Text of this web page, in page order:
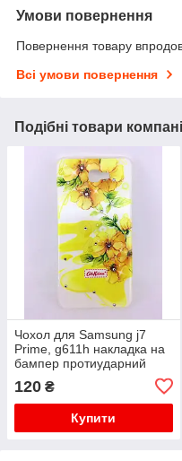
Умови повернення
Повернення товару
Всі умови повернення
Подібні товари
Чохол для Samsung j7
Prime, g611h накладка на
бампер протиударний
120 ₴
Купити